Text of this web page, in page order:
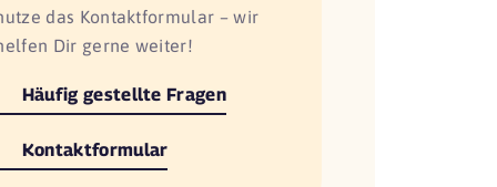
das Kontaktformular – wir
Dir gerne weiter!
Häufig gestellte Fragen
Kontaktformular